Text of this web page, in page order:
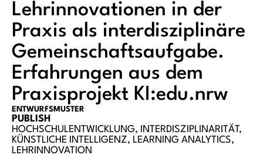
Lehrinnovationen in der
Praxis als interdisziplinäre
Gemeinschaftsaufgabe.
Erfahrungen aus dem
Praxisprojekt KI:edu.nrw
ENTWURFSMUSTER
PUBLISH
HOCHSCHULENTWICKLUNG, INTERDISZIPLINARITÄT,
KÜNSTLICHE INTELLIGENZ, LEARNING ANALYTICS,
LEHRINNOVATION